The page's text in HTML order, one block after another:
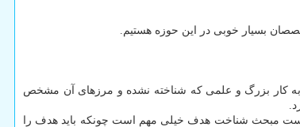
بسیار خوبی در این حوزه هستیم.
ما یک چالش بود؛ هنگامی که دست به کار بزرگ و علمی که شناخته نشده و مرزهای آن مشخص
این مسئله مهم ترین چالشی بود که در سال 1401 با آن مواجه بودیم. در درجه نخست مبحث شناخت هدف خیلی مهم است چونکه باید هدف را